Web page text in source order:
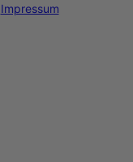
Impressum